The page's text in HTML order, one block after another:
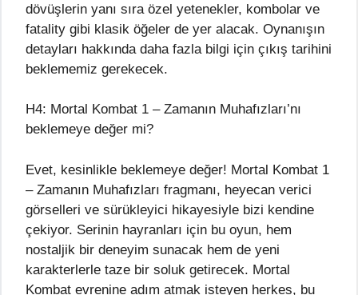
dövüşlerin yanı sıra özel yetenekler, kombolar ve
fatality gibi klasik öğeler de yer alacak. Oynanışın
detayları hakkında daha fazla bilgi için çıkış tarihini
beklememiz gerekecek.
H4: Mortal Kombat 1 – Zamanın Muhafızları’nı
beklemeye değer mi?
Evet, kesinlikle beklemeye değer! Mortal Kombat 1
– Zamanın Muhafızları fragmanı, heyecan verici
görselleri ve sürükleyici hikayesiyle bizi kendine
çekiyor. Serinin hayranları için bu oyun, hem
nostaljik bir deneyim sunacak hem de yeni
karakterlerle taze bir soluk getirecek. Mortal
Kombat evrenine adım atmak isteyen herkes, bu